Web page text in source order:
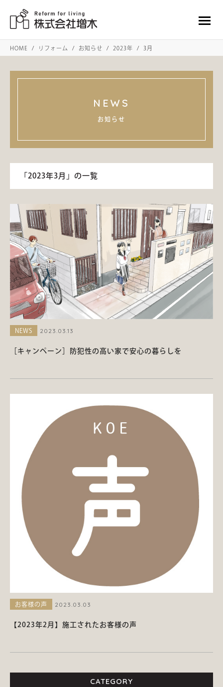
HOME リフォーム お知らせ 2023年 3月
NEWS
お知らせ
「2023年3月」の一覧
NEWS 2023.03.13
［キャンペーン］防犯性の高い家で安心の暮らしを
お客様の声 2023.03.03
【2023年2月】施工されたお客様の声
CATEGORY